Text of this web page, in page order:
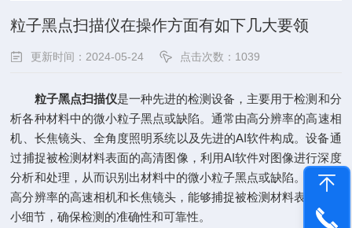
粒子黑点扫描仪在操作方面有如下几大要领
更新时间：2024-05-24 点击次数：1039
粒子黑点扫描仪是一种先进的检测设备，主要用于检测和分
析各种材料中的微小粒子黑点或缺陷。通常由高分辨率的高速相
机、长焦镜头、全角度照明系统以及先进的AI软件构成。设备通
过捕捉被检测材料表面的高清图像，利用AI软件对图像进行深度
分析和处理，从而识别出材料中的微小粒子黑点或缺陷。其采用
高分辨率的高速相机和长焦镜头，能够捕捉被检测材料表面的微
小细节，确保检测的准确性和可靠性。